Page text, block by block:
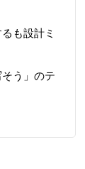
も設計ミ
う」のテ